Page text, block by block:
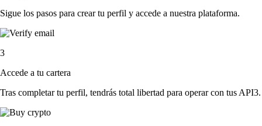
Sigue los pasos para crear tu perfil y accede a nuestra plataforma.
3
Accede a tu cartera
Tras completar tu perfil, tendrás total libertad para operar con tus API3.